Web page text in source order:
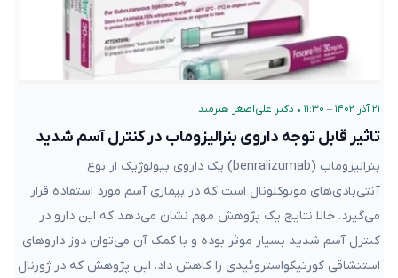
۲۱ آذر ۱۴۰۲ – ۱۱:۳۰ • دکتر علی‌اصغر هنرمند
تاثیر قابل توجه داروی بنرالیزوماب در کنترل آسم شدید
بنرالیزوماب (benralizumab) یک داروی بیولوژیک از نوع
آنتی‌بادی‌های مونوکلونال است که در بیماری آسم مورد استفاده قرار
می‌گیرد. حالا نتایج یک پژوهش مهم نشان می‌دهد که این دارو در
کنترل آسم شدید بسیار موثر بوده و با کمک آن می‌توان دوز داروهای
استنشاقی کورتیکواستروئیدی را کاهش داد. این پژوهش که در ژورنال